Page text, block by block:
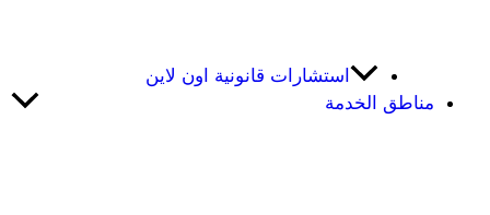
استشارات قانونية اون لاين
مناطق الخدمة